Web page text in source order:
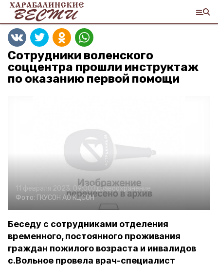
Сотрудники воленского
соццентра прошли инструктаж
по оказанию первой помощи
11 февраля 2023, 09:00Здравоохранение
Фото: ГКУСОН АО КЦСОН
Беседу с сотрудниками отделения
временного, постоянного проживания
граждан пожилого возраста и инвалидов
с.Вольное провела врач-специалист